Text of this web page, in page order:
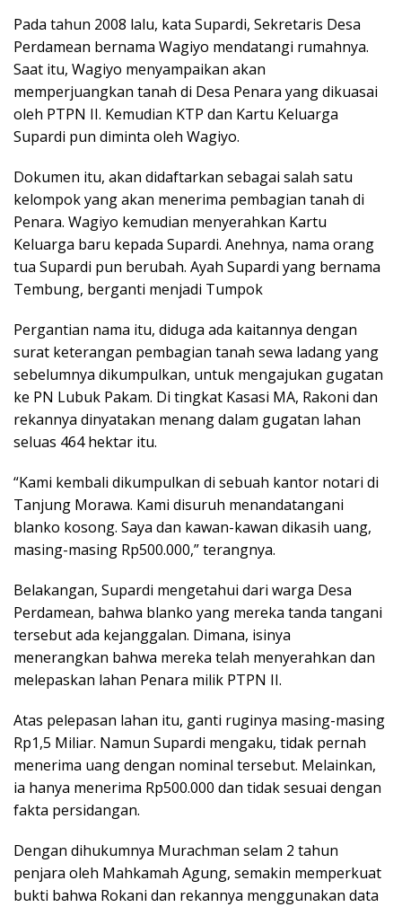
Pada tahun 2008 lalu, kata Supardi, Sekretaris Desa
Perdamean bernama Wagiyo mendatangi rumahnya.
Saat itu, Wagiyo menyampaikan akan
memperjuangkan tanah di Desa Penara yang dikuasai
oleh PTPN II. Kemudian KTP dan Kartu Keluarga
Supardi pun diminta oleh Wagiyo.
Dokumen itu, akan didaftarkan sebagai salah satu
kelompok yang akan menerima pembagian tanah di
Penara. Wagiyo kemudian menyerahkan Kartu
Keluarga baru kepada Supardi. Anehnya, nama orang
tua Supardi pun berubah. Ayah Supardi yang bernama
Tembung, berganti menjadi Tumpok
Pergantian nama itu, diduga ada kaitannya dengan
surat keterangan pembagian tanah sewa ladang yang
sebelumnya dikumpulkan, untuk mengajukan gugatan
ke PN Lubuk Pakam. Di tingkat Kasasi MA, Rakoni dan
rekannya dinyatakan menang dalam gugatan lahan
seluas 464 hektar itu.
“Kami kembali dikumpulkan di sebuah kantor notari di
Tanjung Morawa. Kami disuruh menandatangani
blanko kosong. Saya dan kawan-kawan dikasih uang,
masing-masing Rp500.000,” terangnya.
Belakangan, Supardi mengetahui dari warga Desa
Perdamean, bahwa blanko yang mereka tanda tangani
tersebut ada kejanggalan. Dimana, isinya
menerangkan bahwa mereka telah menyerahkan dan
melepaskan lahan Penara milik PTPN II.
Atas pelepasan lahan itu, ganti ruginya masing-masing
Rp1,5 Miliar. Namun Supardi mengaku, tidak pernah
menerima uang dengan nominal tersebut. Melainkan,
ia hanya menerima Rp500.000 dan tidak sesuai dengan
fakta persidangan.
Dengan dihukumnya Murachman selam 2 tahun
penjara oleh Mahkamah Agung, semakin memperkuat
bukti bahwa Rokani dan rekannya menggunakan data